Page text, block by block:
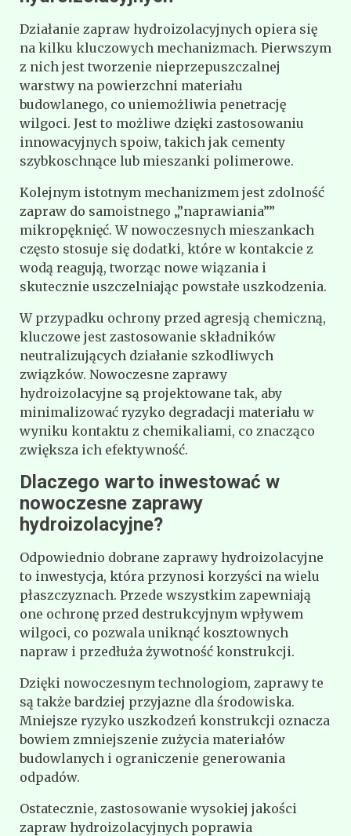
Działanie zapraw hydroizolacyjnych opiera się
na kilku kluczowych mechanizmach. Pierwszym
z nich jest tworzenie nieprzepuszczalnej
warstwy na powierzchni materiału
budowlanego, co uniemożliwia penetrację
wilgoci. Jest to możliwe dzięki zastosowaniu
innowacyjnych spoiw, takich jak cementy
szybkoschnące lub mieszanki polimerowe.
Kolejnym istotnym mechanizmem jest zdolność
zapraw do samoistnego „”naprawiania””
mikropęknięć. W nowoczesnych mieszankach
często stosuje się dodatki, które w kontakcie z
wodą reagują, tworząc nowe wiązania i
skutecznie uszczelniając powstałe uszkodzenia.
W przypadku ochrony przed agresją chemiczną,
kluczowe jest zastosowanie składników
neutralizujących działanie szkodliwych
związków. Nowoczesne zaprawy
hydroizolacyjne są projektowane tak, aby
minimalizować ryzyko degradacji materiału w
wyniku kontaktu z chemikaliami, co znacząco
zwiększa ich efektywność.
Dlaczego warto inwestować w
nowoczesne zaprawy
hydroizolacyjne?
Odpowiednio dobrane zaprawy hydroizolacyjne
to inwestycja, która przynosi korzyści na wielu
płaszczyznach. Przede wszystkim zapewniają
one ochronę przed destrukcyjnym wpływem
wilgoci, co pozwala uniknąć kosztownych
napraw i przedłuża żywotność konstrukcji.
Dzięki nowoczesnym technologiom, zaprawy te
są także bardziej przyjazne dla środowiska.
Mniejsze ryzyko uszkodzeń konstrukcji oznacza
bowiem zmniejszenie zużycia materiałów
budowlanych i ograniczenie generowania
odpadów.
Ostatecznie, zastosowanie wysokiej jakości
zapraw hydroizolacyjnych poprawia